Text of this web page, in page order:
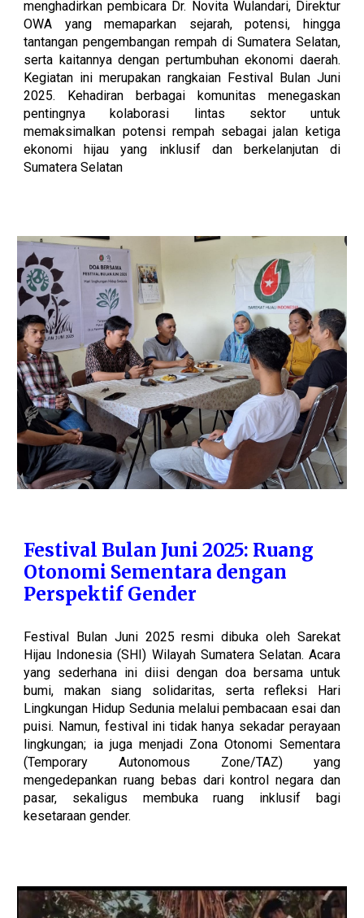
menghadirkan pembicara Dr. Novita Wulandari, Direktur
OWA yang memaparkan sejarah, potensi, hingga
tantangan pengembangan rempah di Sumatera Selatan,
serta kaitannya dengan pertumbuhan ekonomi daerah.
Kegiatan ini merupakan rangkaian Festival Bulan Juni
2025. Kehadiran berbagai komunitas menegaskan
pentingnya kolaborasi lintas sektor untuk
memaksimalkan potensi rempah sebagai jalan ketiga
ekonomi hijau yang inklusif dan berkelanjutan di
Sumatera Selatan
Festival Bulan Juni 2025: Ruang
Otonomi Sementara dengan
Perspektif Gender
Festival Bulan Juni 2025 resmi dibuka oleh Sarekat
Hijau Indonesia (SHI) Wilayah Sumatera Selatan. Acara
yang sederhana ini diisi dengan doa bersama untuk
bumi, makan siang solidaritas, serta refleksi Hari
Lingkungan Hidup Sedunia melalui pembacaan esai dan
puisi. Namun, festival ini tidak hanya sekadar perayaan
lingkungan; ia juga menjadi Zona Otonomi Sementara
(Temporary Autonomous Zone/TAZ) yang
mengedepankan ruang bebas dari kontrol negara dan
pasar, sekaligus membuka ruang inklusif bagi
kesetaraan gender.